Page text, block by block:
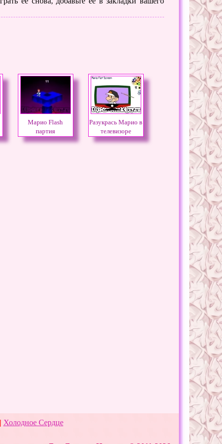
Марио Flash
партия
Разукрась Марио в
телевизоре
Холодное Сердце